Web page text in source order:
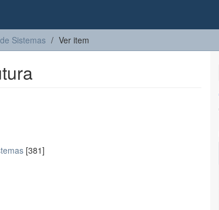
Sistemas Ver item
[381]